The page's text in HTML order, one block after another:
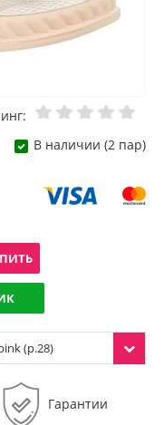
В наличии (2 пар)
(р.28)
Гарантии